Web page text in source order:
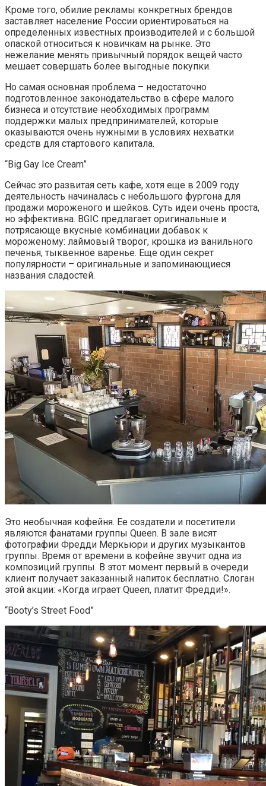
Кроме того, обилие рекламы конкретных брендов
заставляет население России ориентироваться на
определенных известных производителей и с большой
опаской относиться к новичкам на рынке. Это
нежелание менять привычный порядок вещей часто
мешает совершать более выгодные покупки.
Но самая основная проблема – недостаточно
подготовленное законодательство в сфере малого
бизнеса и отсутствие необходимых программ
поддержки малых предпринимателей, которые
оказываются очень нужными в условиях нехватки
средств для стартового капитала.
“Big Gay Ice Cream”
Сейчас это развитая сеть кафе, хотя еще в 2009 году
деятельность начиналась с небольшого фургона для
продажи мороженого и шейков. Суть идеи очень проста,
но эффективна. BGIC предлагает оригинальные и
потрясающе вкусные комбинации добавок к
мороженому: лаймовый творог, крошка из ванильного
печенья, тыквенное варенье. Еще один секрет
популярности – оригинальные и запоминающиеся
названия сладостей.
Это необычная кофейня. Ее создатели и посетители
являются фанатами группы Queen. В зале висят
фотографии Фредди Меркьюри и других музыкантов
группы. Время от времени в кофейне звучит одна из
композиций группы. В этот момент первый в очереди
клиент получает заказанный напиток бесплатно. Слоган
этой акции: «Когда играет Queen, платит Фредди!».
“Booty’s Street Food”